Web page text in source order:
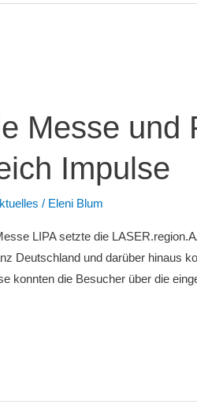
Messe und
Impulse
/ Eleni Blum
LIPA setzte die
Deutschland und darüber hinaus
konnten die Besucher über die